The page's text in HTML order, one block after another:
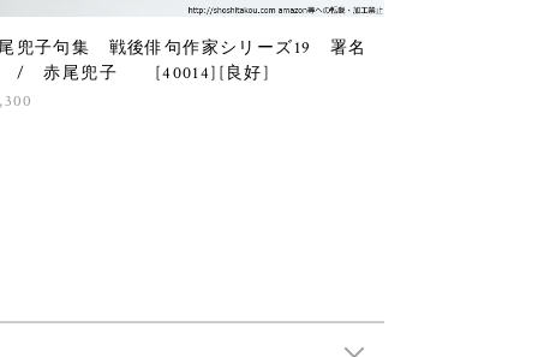
兜子句集 戦後俳句作家シリーズ19 署名
/ 赤尾兜子 [40014][良好]